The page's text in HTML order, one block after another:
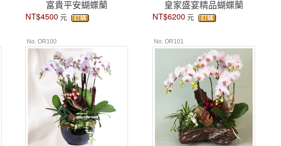
富貴平安蝴蝶蘭
NT$4500 元
皇家盛宴精品蝴蝶蘭
NT$6200 元
No. OR100 No. OR101